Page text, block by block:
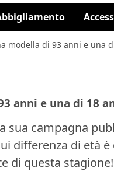
modella di 93 anni e una
anni e una di 18
sua campagna
differenza di età
di questa stagione!